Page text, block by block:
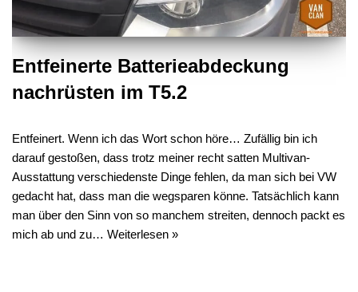
Entfeinerte Batterieabdeckung
nachrüsten im T5.2
Entfeinert. Wenn ich das Wort schon höre… Zufällig bin ich
darauf gestoßen, dass trotz meiner recht satten Multivan-
Ausstattung verschiedenste Dinge fehlen, da man sich bei VW
gedacht hat, dass man die wegsparen könne. Tatsächlich kann
man über den Sinn von so manchem streiten, dennoch packt es
mich ab und zu… Weiterlesen »